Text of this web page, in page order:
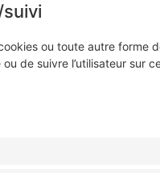
ou toute autre forme
de suivre l’utilisateur sur